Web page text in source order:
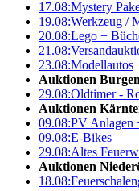
17.08:Mystery
19.08:Werkzeug /
20.08:Lego +
21.08:
23.08:Modellautos
Auktionen
29.08:Oldtimer -
Auktionen
09.08:PV Anlagen
09.08:E-Bikes
29.08:Altes
Auktionen
18.08: